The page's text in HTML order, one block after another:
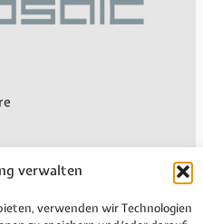
verwalten
verwenden wir Technologien